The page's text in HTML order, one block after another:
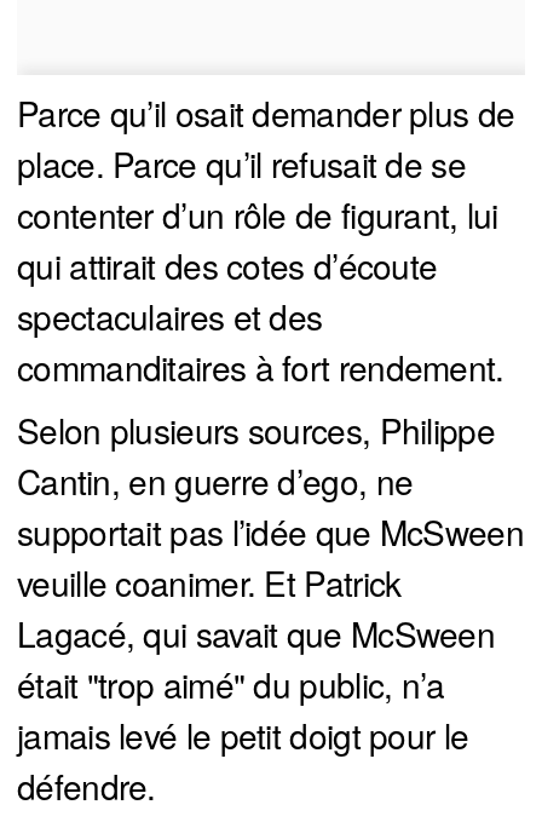
Parce qu’il osait demander plus de
place. Parce qu’il refusait de se
contenter d’un rôle de figurant, lui
qui attirait des cotes d’écoute
spectaculaires et des
commanditaires à fort rendement.
Selon plusieurs sources, Philippe
Cantin, en guerre d’ego, ne
supportait pas l’idée que McSween
veuille coanimer. Et Patrick
Lagacé, qui savait que McSween
était "trop aimé" du public, n’a
jamais levé le petit doigt pour le
défendre.